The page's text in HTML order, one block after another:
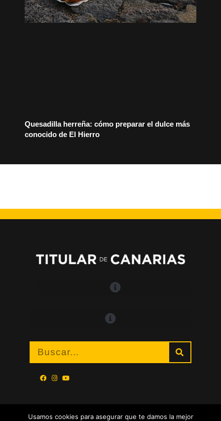
Quesadilla herreña: cómo preparar el dulce más
conocido de El Hierro
Usamos cookies para asegurar que te damos la mejor